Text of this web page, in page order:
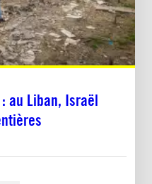
au Liban, Israël